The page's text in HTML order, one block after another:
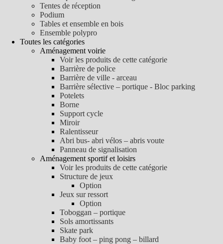
Tentes de réception
Podium
Tables et ensemble en bois
Ensemble polypro
Toutes les catégories
Aménagement voirie
Voir les produits de cette catégorie
Barrière de police
Barrière de ville - arceau
Barrière sélective – portique - Bloc parking
Potelets
Borne
Support cycle
Miroir
Ralentisseur
Abri bus- abri vélos – abris voute
Panneau de signalisation
Aménagement sportif et loisirs
Voir les produits de cette catégorie
Structure de jeux
Option
Jeux sur ressort
Option
Toboggan – portique
Sols amortissants
Skate park
Baby foot – ping pong – billard